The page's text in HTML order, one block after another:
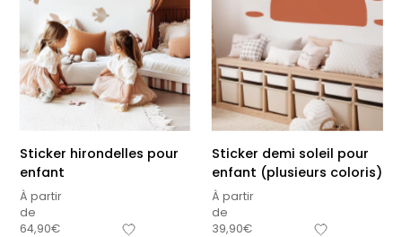
délicates
À partir
de
29,90€
+1
beige
À partir
de
29,90€
Sticker hirondelles pour
enfant
À partir
de
64,90€
Sticker demi soleil pour
enfant (plusieurs coloris)
À partir
de
39,90€